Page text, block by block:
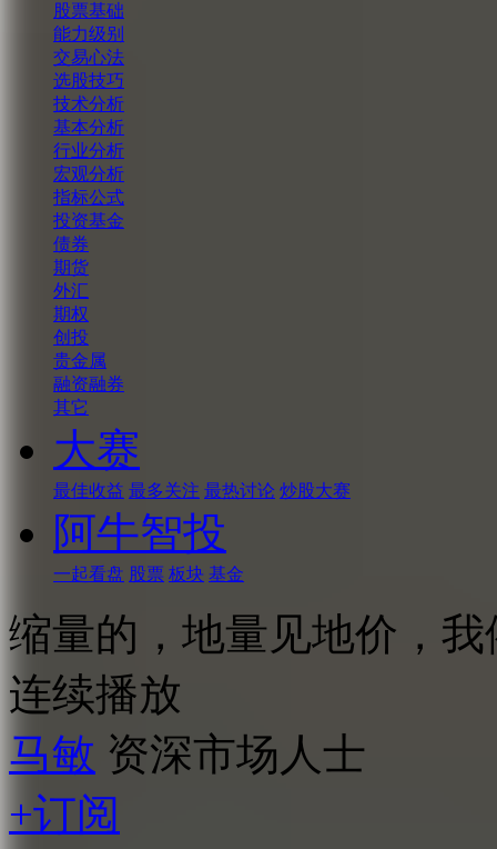
股票基础
能力级别
交易心法
选股技巧
技术分析
基本分析
行业分析
宏观分析
指标公式
投资基金
债券
期货
外汇
期权
创投
贵金属
融资融券
其它
大赛
最佳收益 最多关注 最热讨论 炒股大赛
阿牛智投
一起看盘 股票 板块 基金
缩量的，地量见地价，
连续播放
马敏 资深市场人士
+订阅